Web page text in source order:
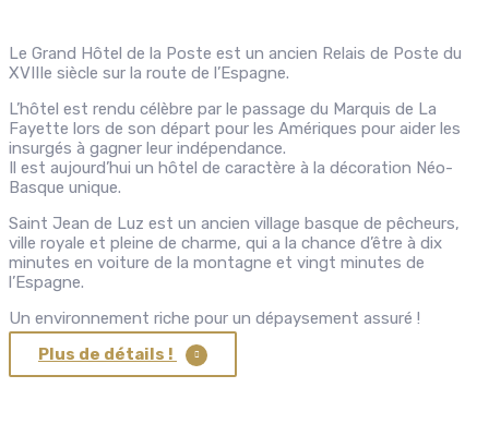
Le Grand Hôtel de la Poste est un ancien Relais de Poste du
XVIIIe siècle sur la route de l’Espagne.
L’hôtel est rendu célèbre par le passage du Marquis de La
Fayette lors de son départ pour les Amériques pour aider les
insurgés à gagner leur indépendance.
Il est aujourd’hui un hôtel de caractère à la décoration Néo-
Basque unique.
Saint Jean de Luz est un ancien village basque de pêcheurs,
ville royale et pleine de charme, qui a la chance d’être à dix
minutes en voiture de la montagne et vingt minutes de
l’Espagne.
Un environnement riche pour un dépaysement assuré !
Plus de détails !